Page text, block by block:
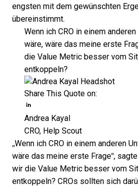
engsten mit dem gewünschten
übereinstimmt.
Wenn ich CRO in einem
wäre, wäre das meine erste
die Value Metric besser vom
entkoppeln?
Share This Quote on:
Share on Twitter
Share on Facebook
Andrea Kayal
CRO, Help Scout
„Wenn ich CRO in einem anderen
wäre das meine erste Frage“,
wir die Value Metric besser vom
entkoppeln? CROs sollten sich